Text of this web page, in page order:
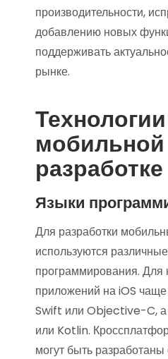
производительности,
добавлению новых
поддерживать
рынке.
мобильной
разработке
Языки
Для разработки
используются
программирования. Для
приложений на iOS
Swift или Objective-C,
или Kotlin.
могут быть